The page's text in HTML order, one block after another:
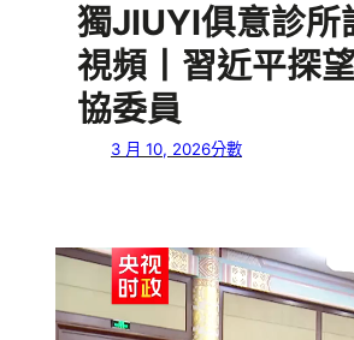
獨JIUYI俱意診所
視頻丨習近平探
協委員
3 月 10, 2026分數